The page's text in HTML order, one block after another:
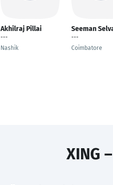
Akhilraj Pillai
---
Nashik
Seeman
---
Coimbatore
XING